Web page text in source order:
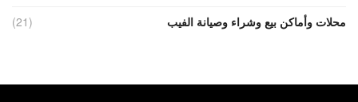
محلات وأماكن بيع وشراء وصيانة الفيب
(21)